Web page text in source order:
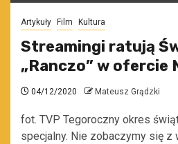
Artykuły Film Kultura
Streamingi ratują
„Ranczo” w ofercie
04/12/2020 Mateusz Grądzki
fot. TVP Tegoroczny okres
specjalny. Nie zobaczymy się z